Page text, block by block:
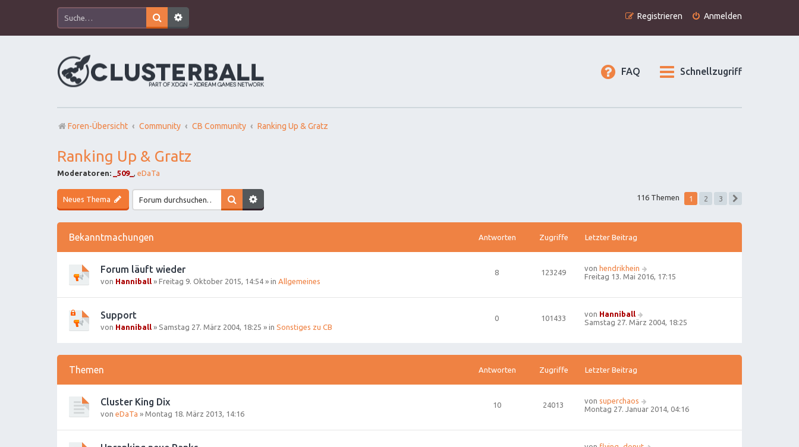
Anmelden
Registrieren
Schnellzugriff
FAQ
Foren-Übersicht Community CB Community Ranking Up & Gratz
Ranking Up & Gratz
Moderatoren: _509_ , eDaTa
Neues Thema 116 Themen 1 2
3
Bekanntmachungen Antworten Zugriffe Letzter Beitrag
Forum läuft wieder
von Hanniball » Freitag 9. Oktober 2015, 14:54 » in Allgemeines
8 123249 von hendrikhein
Freitag 13. Mai 2016, 17:15
Support
von Hanniball » Samstag 27. März 2004, 18:25 » in Sonstiges zu CB
0 101433 von Hanniball
Samstag 27. März 2004, 18:25
Themen Antworten Zugriffe Letzter Beitrag
Cluster King Dix
von eDaTa » Montag 18. März 2013, 14:16
10 24013 von superchaos
Montag 27. Januar 2014, 04:16